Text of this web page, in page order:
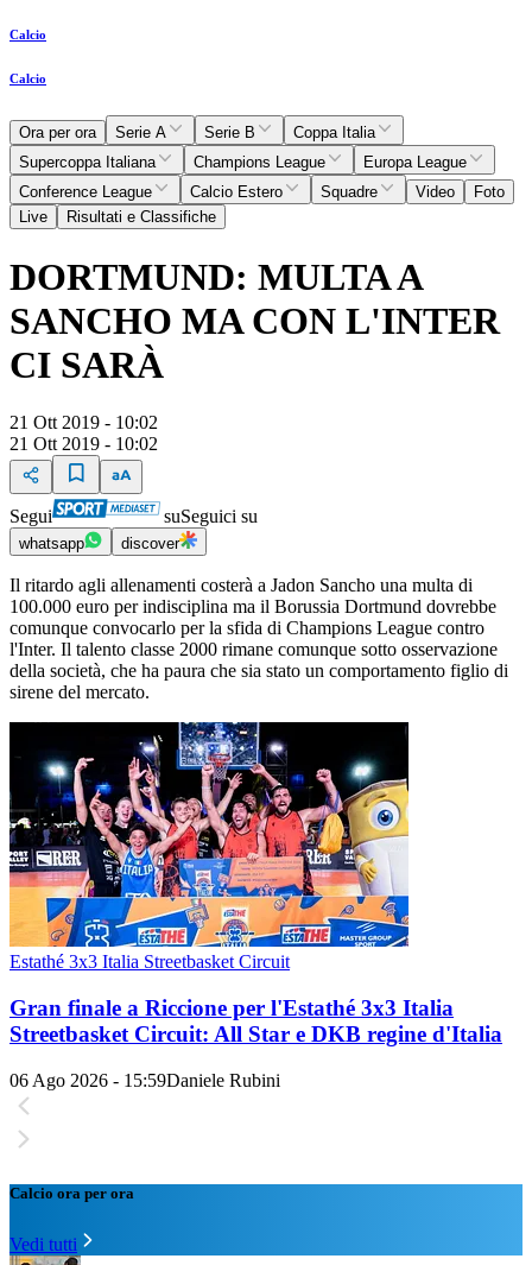
Calcio
Calcio
Ora per ora Serie A Serie B
Coppa Italia
Supercoppa Italiana
Champions League
Europa League
Conference League
Calcio Estero Squadre Video
Foto
Live
Risultati e Classifiche
DORTMUND: MULTA A
SANCHO MA CON L'INTER
CI SARÀ
21 Ott 2019 - 10:02
21 Ott 2019 - 10:02
Segui suSeguici su
whatsapp discover
Il ritardo agli allenamenti costerà a Jadon Sancho una multa di
100.000 euro per indisciplina ma il Borussia Dortmund dovrebbe
comunque convocarlo per la sfida di Champions League contro
l'Inter. Il talento classe 2000 rimane comunque sotto osservazione
della società, che ha paura che sia stato un comportamento figlio di
sirene del mercato.
Estathé 3x3 Italia Streetbasket Circuit
Gran finale a Riccione per l'Estathé 3x3 Italia
Streetbasket Circuit: All Star e DKB regine d'Italia
06 Ago 2026 - 15:59Daniele Rubini
Calcio ora per ora
Vedi tutti